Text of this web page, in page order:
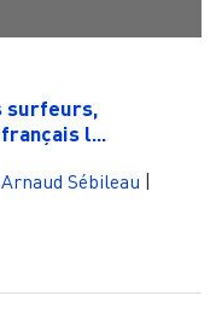
surfeurs,
l...
Arnaud Sébileau |